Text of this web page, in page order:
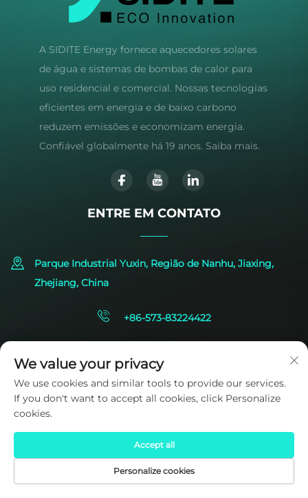
A SIDITE Energy fornece aquecedores solares
de água e sistemas de bombas de calor para
uso residencial e comercial. Nossas tecnologias
eficientes em energia e de baixo carbono
reduzem emissões e economizam energia.
Confiável globalmente há 19 anos. Saiba mais.
ENTRE EM CONTATO
Parque Industrial Yuxin, Região de Nanhu, Jiaxing,
Zhejiang, China
+86-573-83224422
Direitos autorais © 2025 por SIDITE Energy Co., Ltd.
Privacidade
We value your privacy
We use cookies and similar tools to provide our services.
If you don't want to accept all cookies, click Personalize
cookies.
Personalize cookies
Accept all